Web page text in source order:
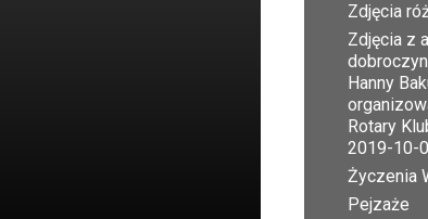
Zdjęcia
Zdjęcia z
Hanny
Rotary
2019-10-
Życzenia
Pejzaże